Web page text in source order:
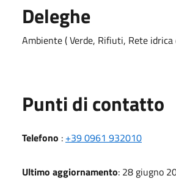
Deleghe
Ambiente ( Verde, Rifiuti, Rete idrica
Punti di contatto
Telefono : +39 0961 932010
Ultimo aggiornamento: 28 giugno